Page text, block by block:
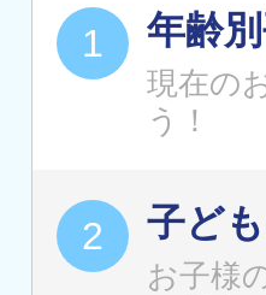
年齢
現在の
う！
子ど
お子様